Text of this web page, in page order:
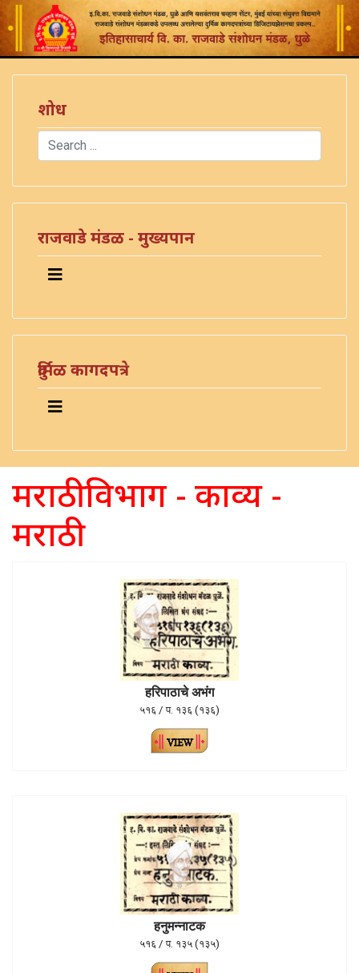
शोध
Search
राजवाडे मंडळ - मुख्यपान
दुर्मिळ कागदपत्रे
मराठी विभाग - काव्य -
मराठी
हरिपाठाचे अभंग
५१६ / प. १३६ (१३६)
हनुमन्नाटक
५१६ / प. १३५ (१३५)